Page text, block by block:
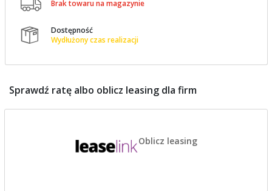
 Brak towaru na magazynie

Dostępność
Wydłużony czas realizacji
Sprawdź ratę albo oblicz leasing dla firm
Oblicz leasing